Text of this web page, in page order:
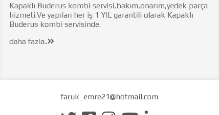
Kapaklı Buderus kombi servisi,bakım,onarım,yedek parça
hizmeti.Ve yapılan her iş 1 YIL garantili olarak Kapaklı
Buderus kombi servisinde.
daha fazla..
faruk_emre21@hotmail.com